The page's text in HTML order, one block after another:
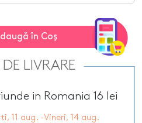
în Coş
LIVRARE
in Romania 16 lei
11 aug. -Vineri, 14 aug.